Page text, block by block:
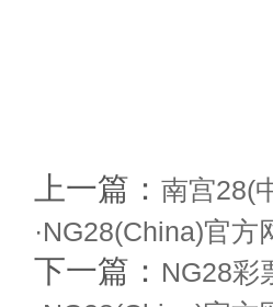
上一篇： 南宫28(
·NG28(China)官方
下一篇： NG28